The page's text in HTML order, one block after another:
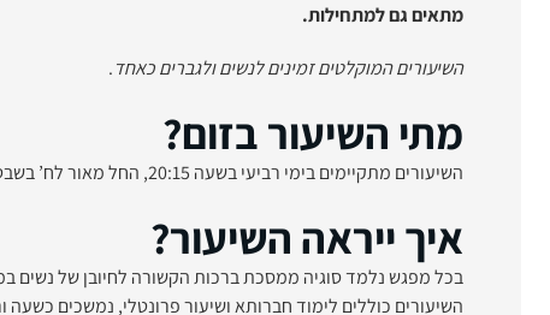
מתאים גם למתחילות.
השיעורים המוקלטים זמינים לנשים ולגבריםכאחד.
מתי השיעור בזום?
השיעורים מתקיימים בימי רביעי בשעה 20:15, החל מאור לח’ בשבט (5.2).
איך ייראה השיעור?
בכל מפגש נלמד סוגיה ממסכת ברכות הקשורה לחיובן של נשים
השיעורים כוללים לימוד חברותא ושיעור פרונטלי, נמשכים